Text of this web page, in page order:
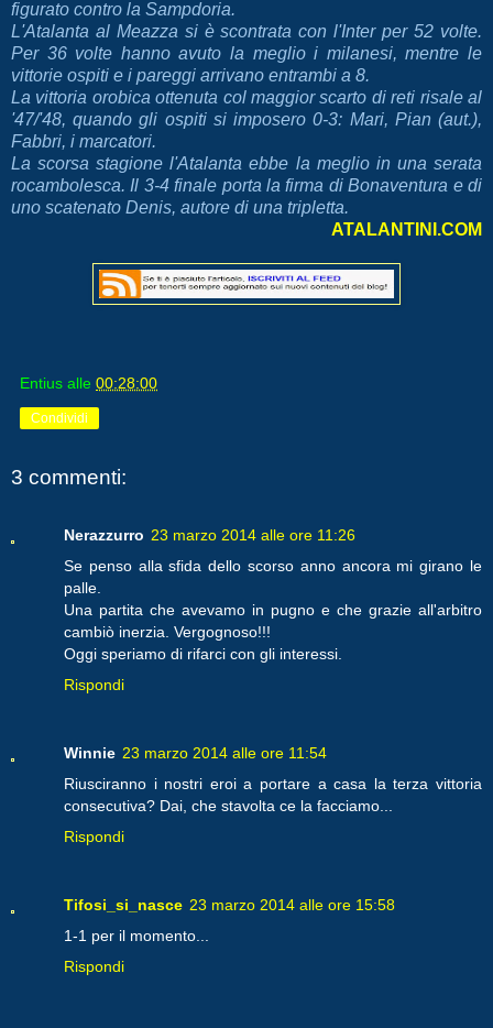
figurato contro la Sampdoria.
L'Atalanta al Meazza si è scontrata con l'Inter per 52 volte.
Per 36 volte hanno avuto la meglio i milanesi, mentre le
vittorie ospiti e i pareggi arrivano entrambi a 8.
La vittoria orobica ottenuta col maggior scarto di reti risale al
'47/'48, quando gli ospiti si imposero 0-3: Mari, Pian (aut.),
Fabbri, i marcatori.
La scorsa stagione l'Atalanta ebbe la meglio in una serata
rocambolesca. Il 3-4 finale porta la firma di Bonaventura e di
uno scatenato Denis, autore di una tripletta.
ATALANTINI .COM
Entius alle 00:28:00
Condividi
3 commenti:
Nerazzurro 23 marzo 2014 alle ore 11:26
Se penso alla sfida dello scorso anno ancora mi girano le
palle.
Una partita che avevamo in pugno e che grazie all'arbitro
cambiò inerzia. Vergognoso!!!
Oggi speriamo di rifarci con gli interessi.
Rispondi
Winnie 23 marzo 2014 alle ore 11:54
Riusciranno i nostri eroi a portare a casa la terza vittoria
consecutiva? Dai, che stavolta ce la facciamo...
Rispondi
Tifosi_si_nasce 23 marzo 2014 alle ore 15:58
1-1 per il momento...
Rispondi